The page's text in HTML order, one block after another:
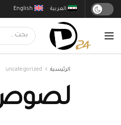
English العربية
الرئيسية uncategorized
لصوص